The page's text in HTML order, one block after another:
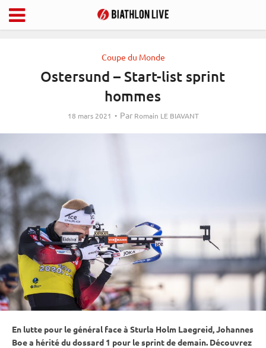
Coupe du Monde
Ostersund – Start-list sprint
hommes
18 mars 2021 Par Romain LE BIAVANT
En lutte pour le général face à Sturla Holm Laegreid, Johannes
Boe a hérité du dossard 1 pour lesprintde demain. Découvrez